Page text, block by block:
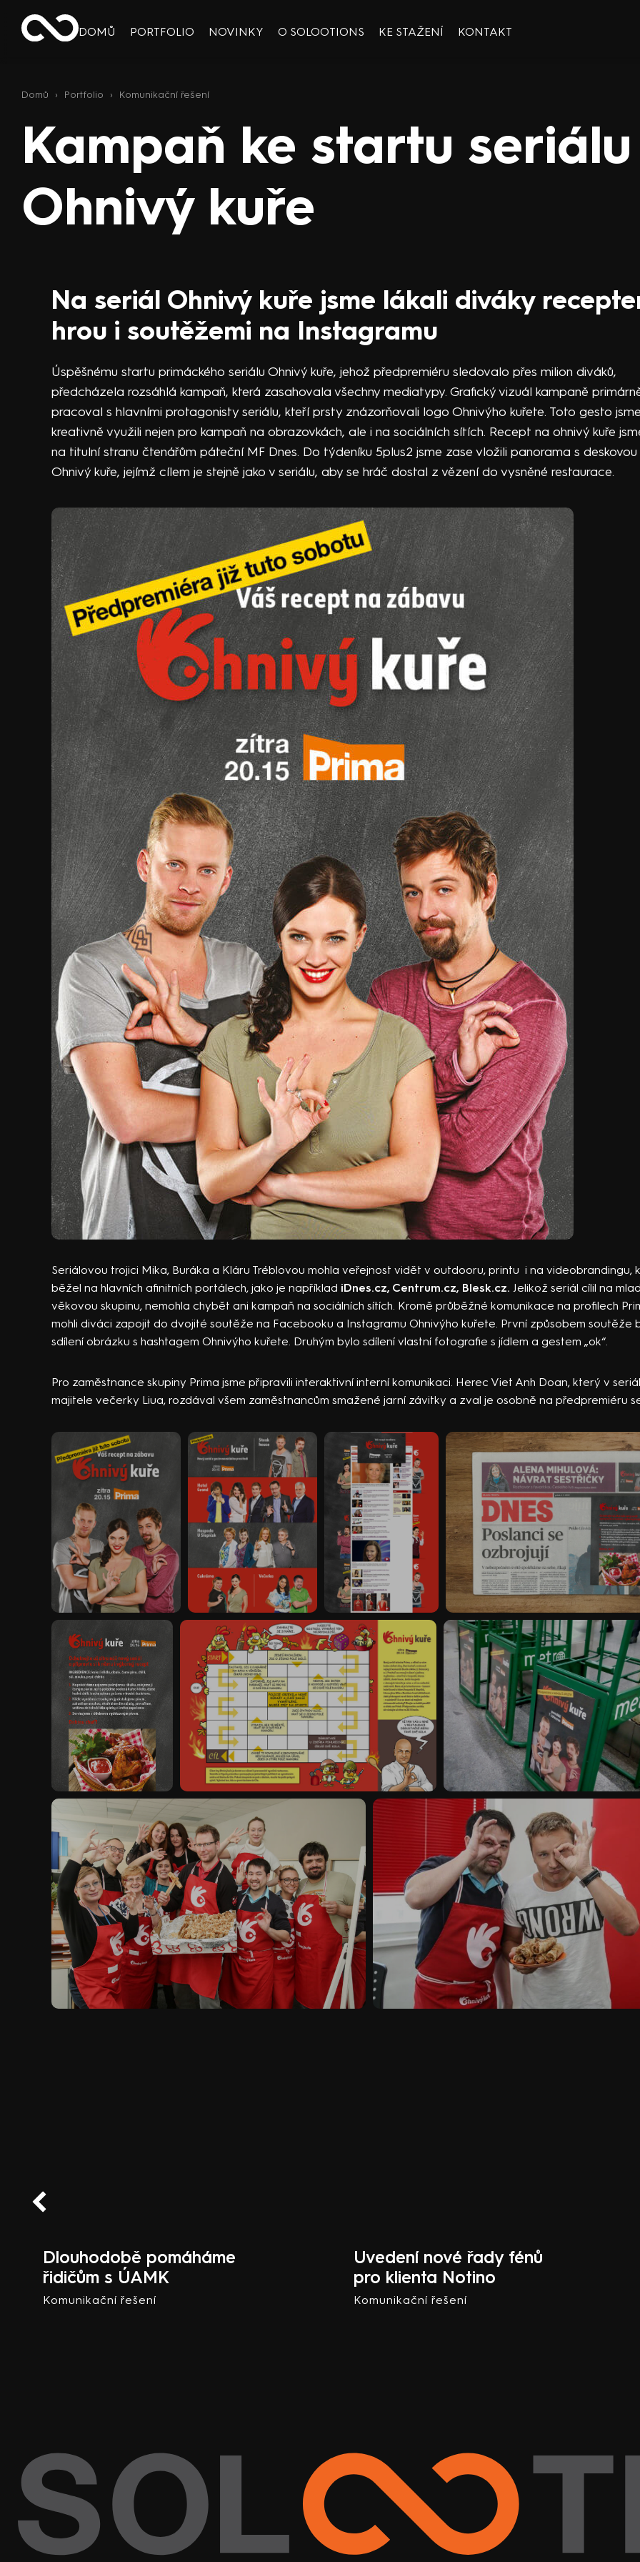
DOMŮ PORTFOLIO NOVINKY O SOLOOTIONS KE STAŽENÍ KONTAKT
Domů › Portfolio › Komunikační řešení
Kampaň ke startu seriálu
Ohnivý kuře
Na seriál Ohnivý kuře jsme lákali diváky
hrou i soutěžemi na Instagramu
Úspěšnému startu primáckého seriálu Ohnivý kuře, jehož předpremiéru sledovalo přes milion diváků,
předcházela rozsáhlá kampaň, která zasahovala všechny mediatypy. Grafický vizuál kampaně
pracoval s hlavními protagonisty seriálu, kteří prsty znázorňovali logo Ohnivýho kuřete. Toto gesto jsme
kreativně využili nejen pro kampaň na obrazovkách, ale i na sociálních sítích. Recept na ohnivý kuře
na titulní stranu čtenářům páteční MF Dnes. Do týdeníku 5plus2 jsme zase vložili panorama s deskovou
Ohnivý kuře, jejímž cílem je stejně jako v seriálu, aby se hráč dostal z vězení do vysněné restaurace.
Seriálovou trojici Mika, Buráka a Kláru Tréblovou mohla veřejnost vidět v outdooru, printu i na videobrandingu,
běžel na hlavních afinitních portálech, jako je například iDnes.cz, Centrum.cz, Blesk.cz. Jelikož seriál cílil na
věkovou skupinu, nemohla chybět ani kampaň na sociálních sítích. Kromě průběžné komunikace na profilech
mohli diváci zapojit do dvojité soutěže na Facebooku a Instagramu Ohnivýho kuřete. První způsobem soutěže
sdílení obrázku s hashtagem Ohnivýho kuřete. Druhým bylo sdílení vlastní fotografie s jídlem a gestem „ok“.
Pro zaměstnance skupiny Prima jsme připravili interaktivní interní komunikaci. Herec Viet Anh Doan, který v
majitele večerky Liua, rozdával všem zaměstnancům smažené jarní závitky a zval je osobně na předpremiéru
Dlouhodobě pomáháme
řidičům s ÚAMK
Komunikační řešení
Uvedení nové řady fénů
pro klienta Notino
Komunikační řešení